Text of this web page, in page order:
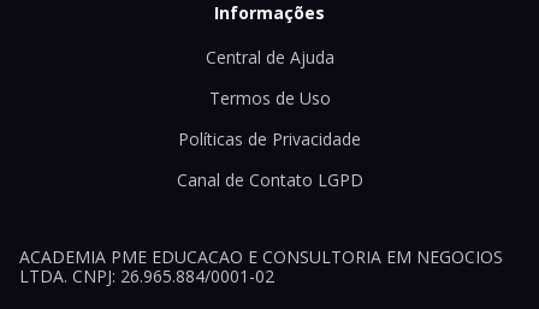
Informações
Central de Ajuda
Termos de Uso
Políticas de Privacidade
Canal de Contato LGPD
ACADEMIA PME EDUCACAO E CONSULTORIA EM NEGOCIOS
LTDA. CNPJ: 26.965.884/0001-02